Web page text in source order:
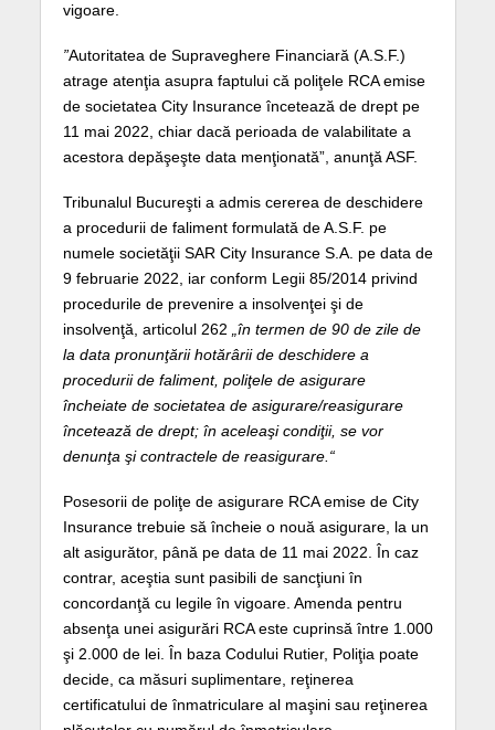
vigoare.
”Autoritatea de Supraveghere Financiară (A.S.F.)
atrage atenţia asupra faptului că poliţele RCA emise
de societatea City Insurance încetează de drept pe
11 mai 2022, chiar dacă perioada de valabilitate a
acestora depăşeşte data menţionată”, anunţă ASF.
Tribunalul Bucureşti a admis cererea de deschidere
a procedurii de faliment formulată de A.S.F. pe
numele societăţii SAR City Insurance S.A. pe data de
9 februarie 2022, iar conform Legii 85/2014 privind
procedurile de prevenire a insolvenţei şi de
insolvenţă, articolul 262
„în termen de 90 de zile de
la data pronunţării hotărârii de deschidere a
procedurii de faliment, poliţele de asigurare
încheiate de societatea de asigurare/reasigurare
încetează de drept; în aceleaşi condiţii, se vor
denunţa şi contractele de reasigurare.“
Posesorii de poliţe de asigurare RCA emise de City
Insurance trebuie să încheie o nouă asigurare, la un
alt asigurător, până pe data de 11 mai 2022. În caz
contrar, aceştia sunt pasibili de sancţiuni în
concordanţă cu legile în vigoare. Amenda pentru
absenţa unei asigurări RCA este cuprinsă între 1.000
şi 2.000 de lei. În baza Codului Rutier, Poliţia poate
decide, ca măsuri suplimentare, reţinerea
certificatului de înmatriculare al maşini sau reţinerea